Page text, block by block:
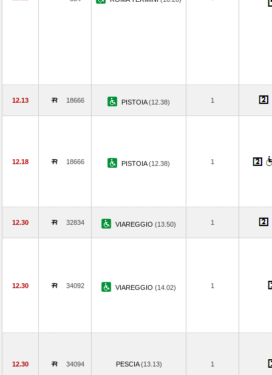
12.13 18666 PISTOIA(12.38) 1
12.18 18666 PISTOIA(12.38) 1
12.30 32834 VIAREGGIO (13.50) 1
12.30 34092 VIAREGGIO (14.02) 1
12.30 34094 PESCIA(13.13) 1